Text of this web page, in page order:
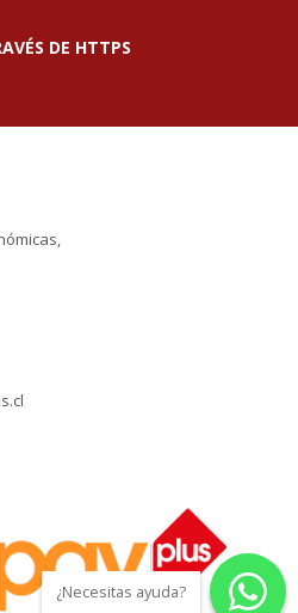
DE HTTPS
¿Necesitas ayuda?